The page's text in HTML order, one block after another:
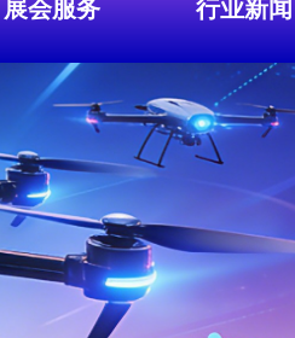
展会服务 行业新闻